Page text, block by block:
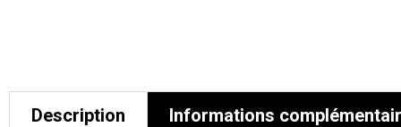
Description Informations